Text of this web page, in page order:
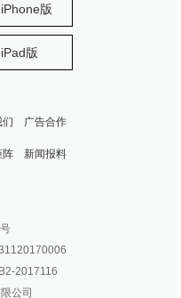
逐步恢复供水
iPhone版
iPad版
们 广告合作
阵
台
新闻报料
2017116
公司